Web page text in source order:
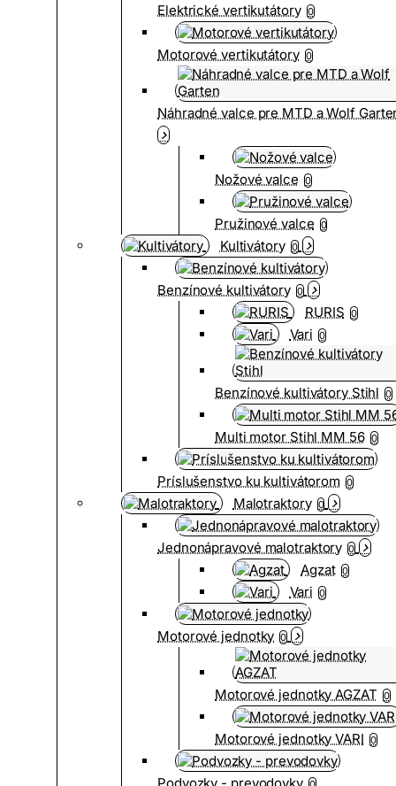
Elektrické vertikutátory 0
Motorové vertikutátory 0
Náhradné valce pre MTD a Wolf
Nožové valce 0
Pružinové valce 0
Kultivátory 0
Benzínové kultivátory 0
RURIS 0
Vari 0
Benzínové kultivátory Stihl 0
Multi motor Stihl MM 56 0
Príslušenstvo ku kultivátorom 0
Malotraktory 0
Jednonápravové malotraktory 0
Agzat 0
Vari 0
Motorové jednotky 0
Motorové jednotky AGZAT 0
Motorové jednotky VARI 0
Podvozky - prevodovky